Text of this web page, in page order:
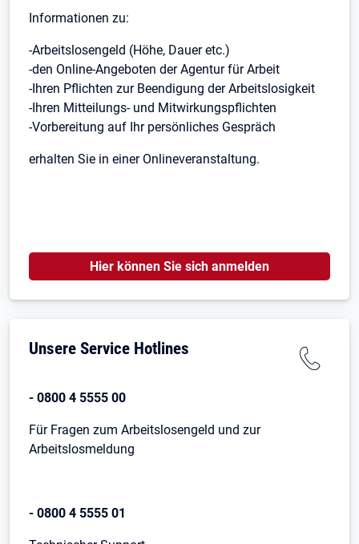
Informationen zu:
-Arbeitslosengeld (Höhe, Dauer etc.)
-den Online-Angeboten der Agentur für Arbeit
-Ihren Pflichten zur Beendigung der Arbeitslosigkeit
-Ihren Mitteilungs- und Mitwirkungspflichten
-Vorbereitung auf Ihr persönliches Gespräch
erhalten Sie in einer Onlineveranstaltung.
Hier können Sie sich anmelden
Unsere Service Hotlines
- 0800 4 5555 00
Für Fragen zum Arbeitslosengeld und zur
Arbeitslosmeldung
- 0800 4 5555 01